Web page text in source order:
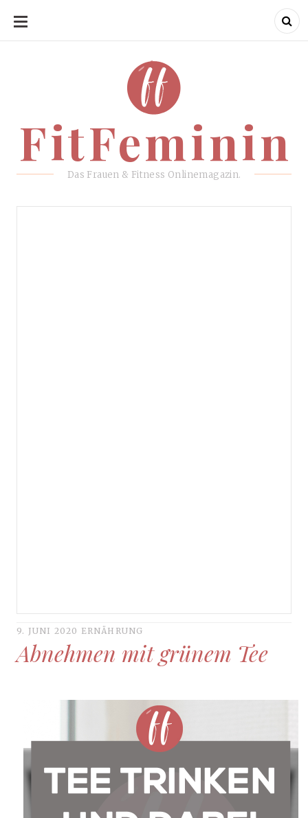
SKIP
CONTENT
FitFeminin
Das Frauen & Fitness Onlinemagazin.
FitFeminin
9. JUNI 2020 ERNÄHRUNG
Abnehmen mit grünem Tee